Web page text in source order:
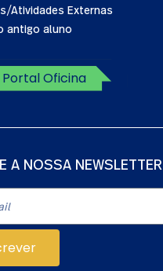
Atividades Externas
antigo aluno
Portal Oficina
A NOSSA NEWSLETTER